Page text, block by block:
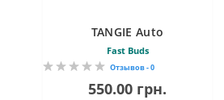
TANGIE Auto
Fast Buds
Отзывов - 0
550.00 грн.